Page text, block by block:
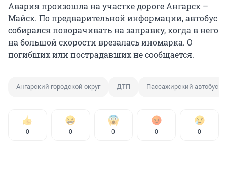
Авария произошла на участке дороге Ангарск –
Майск. По предварительной информации, автобус
собирался поворачивать на заправку, когда в него
на большой скорости врезалась иномарка. О
погибших или пострадавших не сообщается.
Ангарский городской округ ДТП Пассажирский автобус
0 0 0 0 0